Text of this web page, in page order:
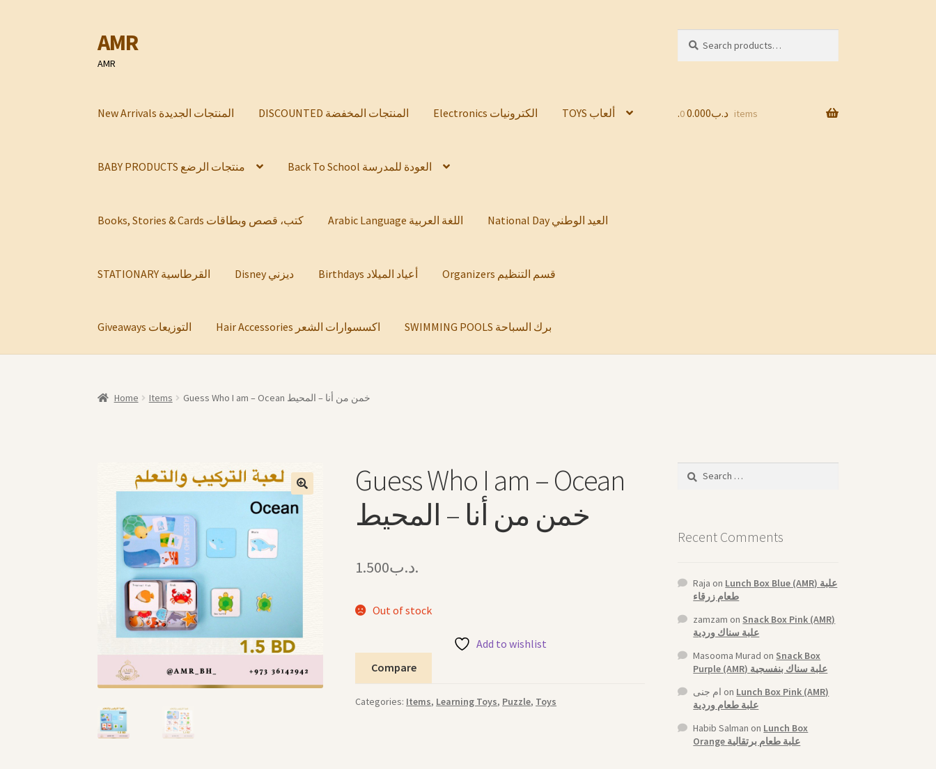
Skip
to
navigation
Skip
to
content
AMR
AMR
for:
New Arrivals المنتجات الجديدة DISCOUNTED المنتجات المخفضة Electronics الكترونيات TOYS ألعاب
BABY PRODUCTS منتجات الرضع Back To School العودة للمدرسة
Books, Stories & Cards كتب، قصص وبطاقات Arabic Language اللغة العربية National Day العيد الوطني
STATIONARY القرطاسية Disney ديزني Birthdays أعياد الميلاد Organizers قسم التنظيم
Giveaways التوزيعات Hair Accessories اكسسوارات الشعر SWIMMING POOLS برك السباحة
.د.ب0.000 0 items
Home Items Guess Who I am – Ocean خمن من أنا – المحيط
Guess Who I am – Ocean
خمن من أنا – المحيط
.د.ب1.500
Out of stock
Add to wishlist
Compare
Categories: Items, Learning Toys, Puzzle, Toys
Search
Recent Comments
Raja on Lunch Box Blue (AMR) علبة
طعام زرقاء
zamzam on Snack Box Pink (AMR)
علبة سناك وردية
Masooma Murad on Snack Box
Purple (AMR) علبة سناك بنفسجية
ام جنى on Lunch Box Pink (AMR)
علبة طعام وردية
Habib Salman on Lunch Box
Orange علبة طعام برتقالية